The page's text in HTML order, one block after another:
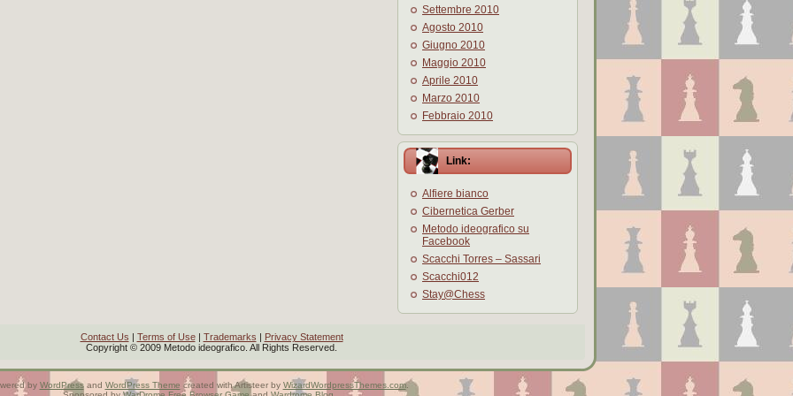
Settembre 2010
Agosto 2010
Giugno 2010
Maggio 2010
Aprile 2010
Marzo 2010
Febbraio 2010
Link:
Alfiere bianco
Cibernetica Gerber
Metodo ideografico su
Facebook
Scacchi Torres – Sassari
Scacchi012
Stay@Chess
Contact Us | Terms of Use| Trademarks | Privacy Statement
Copyright © 2009 Metodo ideografico. All Rights Reserved.
by WordPressand WordPress Theme created with Artisteer by WizardWordpressThemes.com.